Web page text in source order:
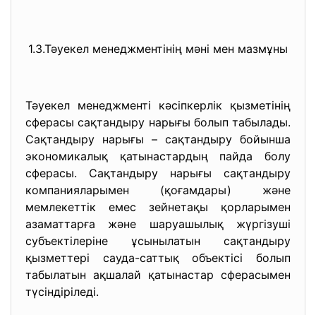
1.3.Тәуекел менеджментінің мәні мен мазмұны
Тәуекел менеджменті кәсіпкерлік қызметінің
сферасы сақтандыру нарығы болып табылады.
Сақтандыру нарығы – сақтандыру бойынша
экономикалық қатынастардың пайда болу
сферасы. Сақтандыру нарығы сақтандыру
компанияларымен (қоғамдары) және
мемлекеттік емес зейнетақы қорларымен
азаматтарға және шаруашылық жүргізуші
субъектілеріне ұсынылатын сақтандыру
қызметтері сауда-саттық объектісі болып
табылатын ақшалай қатынастар сферасымен
түсіндіріледі.